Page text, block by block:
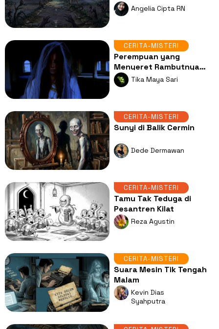
Angelia Cipta RN
CERITA-MISTERI
Perempuan yang
Menyeret Rambutnya
Tengah Malam di
Kandang Ayam Lek No
Tika Maya Sari
CERITA-MISTERI
Sunyi di Balik Cermin
Dede Dermawan
CERITA-MISTERI
Tamu Tak Teduga di
Pesantren Kilat
Reza Agustin
CERITA-MISTERI
Suara Mesin Tik Tengah
Malam
Kevin Dias
Syahputra